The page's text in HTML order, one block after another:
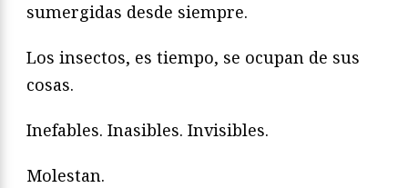
sumergidas desde siempre.
Los insectos, es tiempo, se ocupan de sus
cosas.
Inefables. Inasibles. Invisibles.
Molestan.